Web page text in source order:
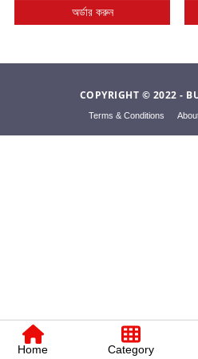
Media,
অর্ডার করুন
COPYRIGHT © 2022 -
Terms & Conditions
Home Category